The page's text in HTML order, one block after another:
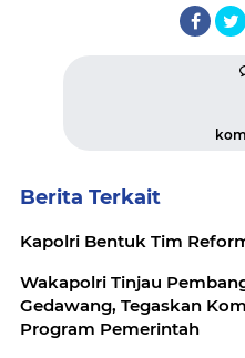
Berita Terkait
Kapolri Bentuk Tim
Wakapolri Tinjau
Gedawang, Tegaskan
Program Pemerintah